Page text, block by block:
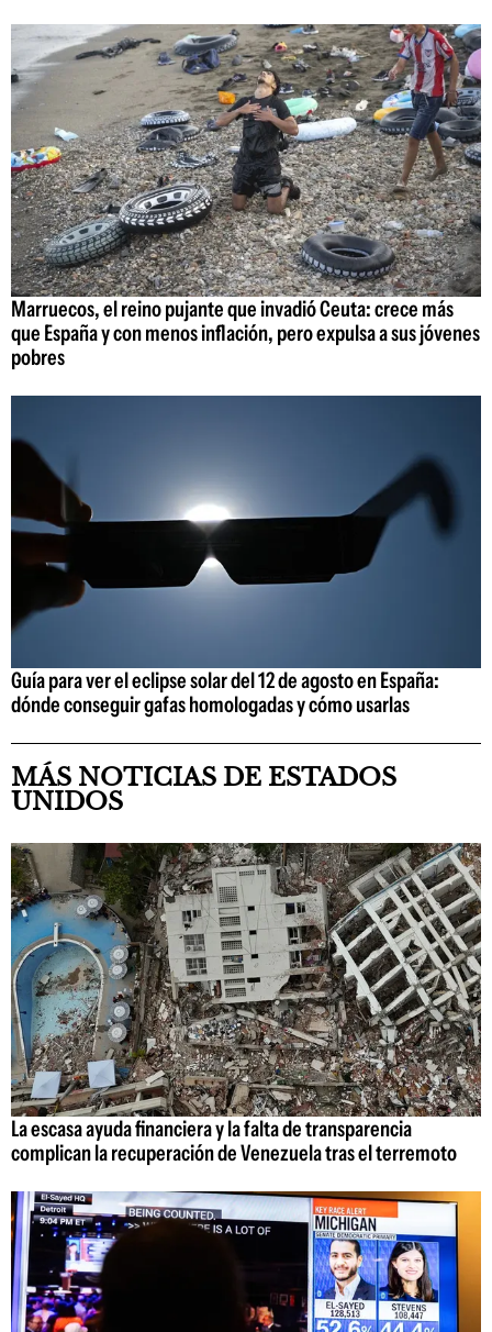
Marruecos, el reino pujante que invadió Ceuta: crece más
que España y con menos inflación, pero expulsa a sus jóvenes
pobres
Guía para ver el eclipse solar del 12 de agosto en España:
dónde conseguir gafas homologadas y cómo usarlas
MÁS NOTICIAS DE ESTADOS
UNIDOS
La escasa ayuda financiera y la falta de transparencia
complican la recuperación de Venezuela tras el terremoto